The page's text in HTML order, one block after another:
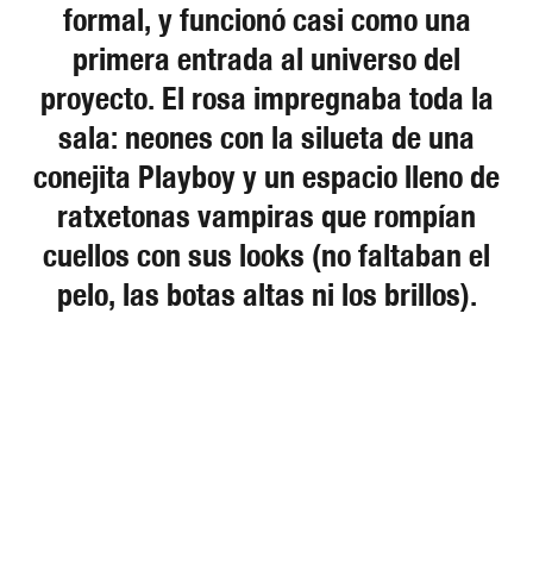
formal, y funcionó casi como una
primera entrada al universo del
proyecto. El rosa impregnaba toda la
sala: neones con la silueta de una
conejita Playboy y un espacio lleno de
ratxetonas vampiras que rompían
cuellos con sus looks (no faltaban el
pelo, las botas altas ni los brillos).